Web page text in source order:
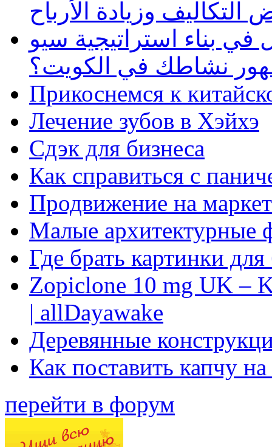
وزيادة الأرباح
بناء استراتيجية سيو
نشاطك في الكويت؟
Прикоснемся к
Лечение зубов в Хэйхэ
Сдэк для бизнеса
Как справиться с
Продвижение на
Малые архитектурные
Где брать картинки
Zopiclone 10 mg UK –
| allDayawake
Деревянные
Как поставить капчу
перейти в форум